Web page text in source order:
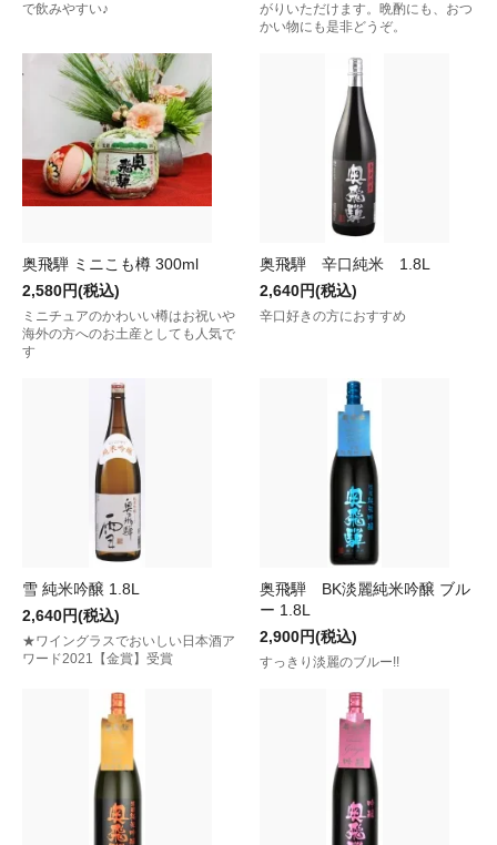
で飲みやすい♪
がりいただけます。晩酌にも、おつ
かい物にも是非どうぞ。
奥飛騨 ミニこも樽 300ml
2,580円(税込)
ミニチュアのかわいい樽はお祝いや
海外の方へのお土産としても人気で
す
奥飛騨 辛口純米 1.8L
2,640円(税込)
辛口好きの方におすすめ
雪 純米吟醸 1.8L
2,640円(税込)
★ワイングラスでおいしい日本酒ア
ワード2021【金賞】受賞
奥飛騨 BK淡麗純米吟醸 ブル
ー 1.8L
2,900円(税込)
すっきり淡麗のブルー!!